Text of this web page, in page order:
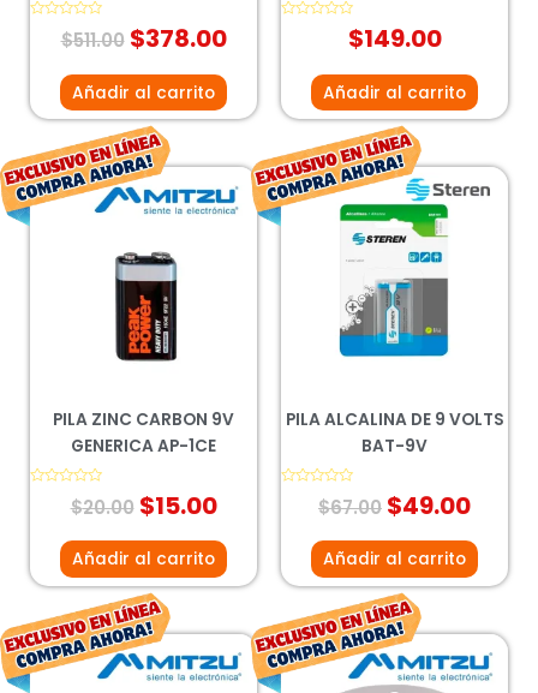
Valorado
$511.00 $378.00
Añadir al carrito
$149.00
Añadir al carrito
PILA ZINC CARBON 9V
GENERICA AP-1CE
Valorado$20.00
El
precio
original
era:
$20.00.
$15.00
El
precio
Añadir al carrito
PILA ALCALINA DE 9 VOLTS
BAT-9V
Valorado$67.00
El
precio
original
era:
$67.00.
$49.00
El
Añadir al carrito
El
precio
El
precio
El
precio
El